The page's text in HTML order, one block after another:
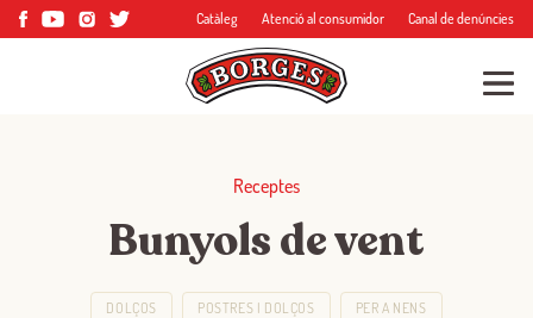
Catàleg Atenció al consumidor Canal de denúncies
Receptes
Bunyols de vent
DOLÇOS POSTRES I DOLÇOS PER A NENS